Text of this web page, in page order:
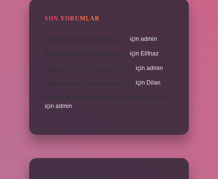
SON YORUMLAR
için admin
için Elifnaz
için admin
için Dilan
için admin